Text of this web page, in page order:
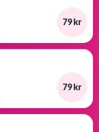
79 kr
79 kr